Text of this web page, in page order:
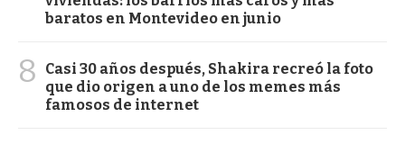
baratos en Montevideo en junio
8
Casi 30 años después, Shakira recreó la foto
que dio origen a uno de los memes más
famosos de internet